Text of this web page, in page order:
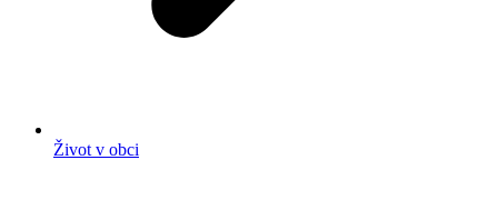
Život v obci